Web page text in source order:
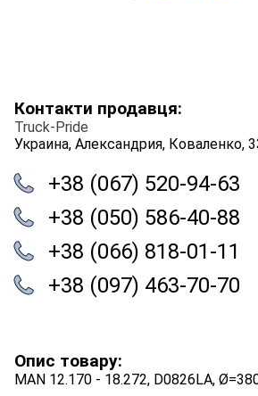
Контакти продавця:
Truck-Pride
Украина, Александрия, Коваленко,
+38 (067) 520-94-63
+38 (050) 586-40-88
+38 (066) 818-01-11
+38 (097) 463-70-70
Опис товару:
MAN 12.170 - 18.272, D0826LA,